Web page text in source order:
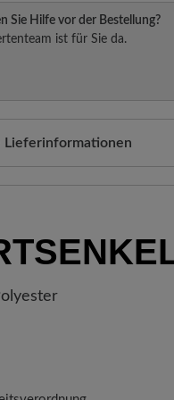
Sie Hilfe vor der Bestellung?
ist für Sie da.
Lieferinformationen
erhalten Sie eine
können Sie genau